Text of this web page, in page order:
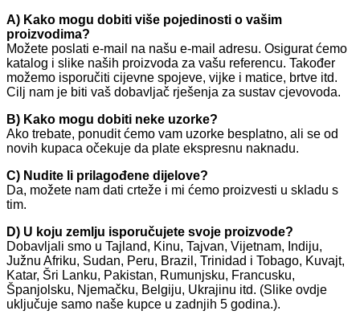
A) Kako mogu dobiti više pojedinosti o vašim
proizvodima?
Možete poslati e-mail na našu e-mail adresu. Osigurat ćemo
katalog i slike naših proizvoda za vašu referencu. Također
možemo isporučiti cijevne spojeve, vijke i matice, brtve itd.
Cilj nam je biti vaš dobavljač rješenja za sustav cjevovoda.
B) Kako mogu dobiti neke uzorke?
Ako trebate, ponudit ćemo vam uzorke besplatno, ali se od
novih kupaca očekuje da plate ekspresnu naknadu.
C) Nudite li prilagođene dijelove?
Da, možete nam dati crteže i mi ćemo proizvesti u skladu s
tim.
D) U koju zemlju isporučujete svoje proizvode?
Dobavljali smo u Tajland, Kinu, Tajvan, Vijetnam, Indiju,
Južnu Afriku, Sudan, Peru, Brazil, Trinidad i Tobago, Kuvajt,
Katar, Šri Lanku, Pakistan, Rumunjsku, Francusku,
Španjolsku, Njemačku, Belgiju, Ukrajinu itd. (Slike ovdje
uključuje samo naše kupce u zadnjih 5 godina.).